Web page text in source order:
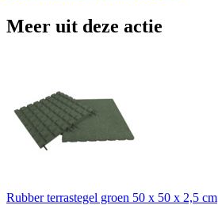
Meer uit deze actie
Rubber terrastegel groen 50 x 50 x 2,5 cm